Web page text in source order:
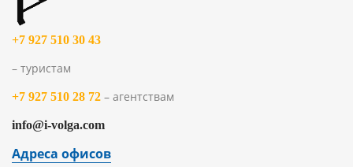
+7 927 510 30 43
– туристам
+7 927 510 28 72 – агентствам
info@i-volga.com
Адреса офисов